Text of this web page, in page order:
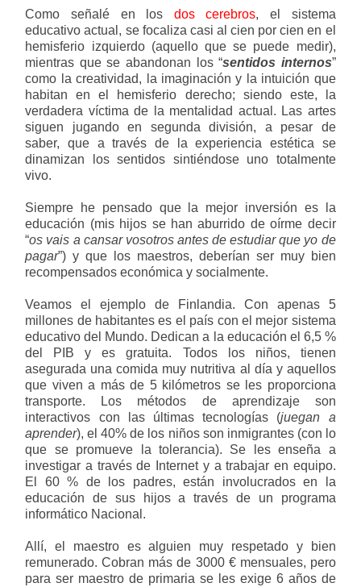
Como señalé en los dos cerebros, el sistema
educativo actual, se focaliza casi al cien por cien en el
hemisferio izquierdo (aquello que se puede medir),
mientras que se abandonan los “sentidos internos”
como la creatividad, la imaginación y la intuición que
habitan en el hemisferio derecho; siendo este, la
verdadera víctima de la mentalidad actual. Las artes
siguen jugando en segunda división, a pesar de
saber, que a través de la experiencia estética se
dinamizan los sentidos sintiéndose uno totalmente
vivo.
Siempre he pensado que la mejor inversión es la
educación (mis hijos se han aburrido de oírme decir
“os vais a cansar vosotros antes de estudiar que yo de
pagar”) y que los maestros, deberían ser muy bien
recompensados económica y socialmente.
Veamos el ejemplo de Finlandia. Con apenas 5
millones de habitantes es el país con el mejor sistema
educativo del Mundo. Dedican a la educación el 6,5 %
del PIB y es gratuita. Todos los niños, tienen
asegurada una comida muy nutritiva al día y aquellos
que viven a más de 5 kilómetros se les proporciona
transporte. Los métodos de aprendizaje son
interactivos con las últimas tecnologías (juegan a
aprender), el 40% de los niños son inmigrantes (con lo
que se promueve la tolerancia). Se les enseña a
investigar a través de Internet y a trabajar en equipo.
El 60 % de los padres, están involucrados en la
educación de sus hijos a través de un programa
informático Nacional.
Allí, el maestro es alguien muy respetado y bien
remunerado. Cobran más de 3000 € mensuales, pero
para ser maestro de primaria se les exige 6 años de